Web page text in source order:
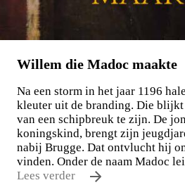
Willem die Madoc maakte
Na een storm in het jaar 1196
kleuter uit de branding. Die blijkt
van een schipbreuk te zijn. De
koningskind, brengt zijn
nabij Brugge. Dat ontvlucht hij
vinden. Onder de naam Madoc
Lees verder